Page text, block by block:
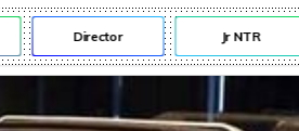
Director Jr NTR